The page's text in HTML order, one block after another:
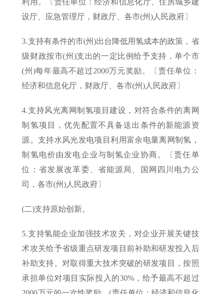
利用。〔责任单位：经济和信息化厅、住房城乡建
设厅、应急管理厅，财政厅、各市(州)人民政府〕
3.支持有条件的市(州)出台降低用氢成本的政策，省
级财政按市(州)支出的一定比例给予支持，单个市
(州)每年最高不超过2000万元奖励。〔责任单位：
经济和信息化厅，财政厅、各市(州)人民政府〕
4.支持风光离网制氢项目建设，对符合条件的离网
制氢项目，优先配置不具备送出条件的新能源资
源。支持水风光发电项目利用富余电量离网制氢，
制氢电价由发电企业与制氢企业协商。〔责任单
位：省发展改革委、省能源局、国网四川电力公
司，各市(州)人民政府〕
(二)支持原始创新。
5.支持氢能企业加强技术攻关，对企业开展关键技
术攻关给予省级重点研发项目前补助和研发投入后
补助支持。对取得重大技术突破的研发项目，按照
承担单位对项目实际投入的30%，给予最高不超过